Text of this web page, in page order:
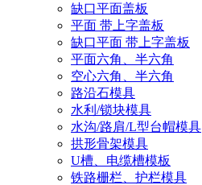
缺口平面盖板
平面 带上字盖板
缺口平面 带上字盖板
平面六角、半六角
空心六角、半六角
路沿石模具
水利/锁块模具
水沟/路肩/L型台帽模具
拱形骨架模具
U槽、电缆槽模板
铁路栅栏、护栏模具